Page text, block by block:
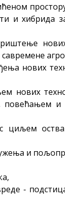
и хибрида
нових
нових
повећањем
циљем
и
-